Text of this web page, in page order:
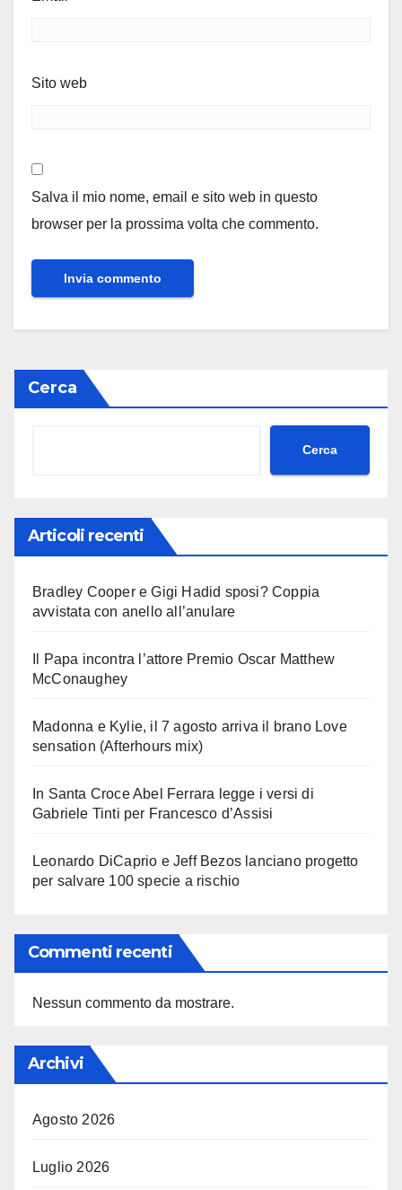
Sito web
Salva il mio nome, email e sito web in questo
browser per la prossima volta che commento.
Cerca
Cerca
Articoli recenti
Bradley Cooper e Gigi Hadid sposi? Coppia
avvistata con anello all’anulare
Il Papa incontra l’attore Premio Oscar Matthew
McConaughey
Madonna e Kylie, il 7 agosto arriva il brano Love
sensation (Afterhours mix)
In Santa Croce Abel Ferrara legge i versi di
Gabriele Tinti per Francesco d’Assisi
Leonardo DiCaprio e Jeff Bezos lanciano progetto
per salvare 100 specie a rischio
Commenti recenti
Nessun commento da mostrare.
Archivi
Agosto 2026
Luglio 2026